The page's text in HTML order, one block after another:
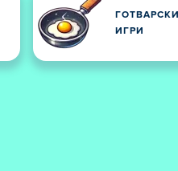
ГОТВАРСКИ
ИГРИ